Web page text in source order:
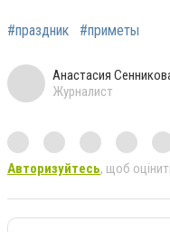
#праздник #приметы
Анастасия
Журналист
Авторизуйтесь, щоб